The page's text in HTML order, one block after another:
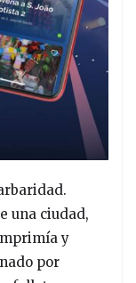
una ciudad,
y
por